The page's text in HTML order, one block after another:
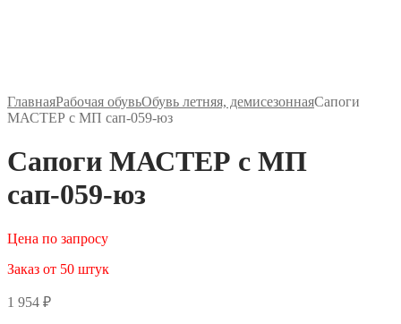
ГлавнаяРабочая обувьОбувь летняя, демисезоннаяСапоги
МАСТЕР с МП сап-059-юз
Сапоги МАСТЕР с МП
сап-059-юз
Цена по запросу
Заказ от 50 штук
1 954 ₽